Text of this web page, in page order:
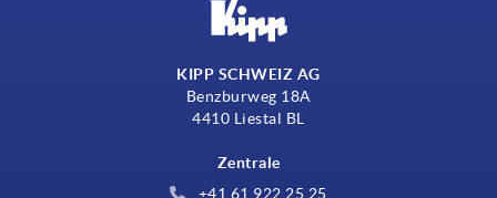
KIPP SCHWEIZ AG
Benzburweg 18A
4410 Liestal BL
Zentrale
+41 61 922 25 25